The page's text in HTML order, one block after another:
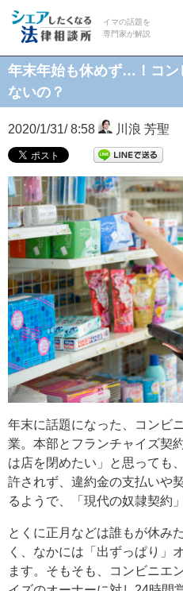
イマの話題を
専門家が解説
年末年始も休めず…！コン
ないの？
2020/1/31/ 8:58
川浪 芳聖
年末に話題になった、コンビ
業。本部とフランチャイズ契
は店を閉めたい」と思っても
許されず、違約金の支払いや
るようで、「現代の奴隷契約
とくに正月などは誰もが休み
く、なかには「出ずっぱり」
ます。そもそも、コンビニエ